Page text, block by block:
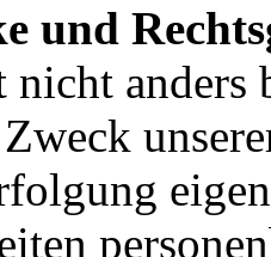
und
nicht anders